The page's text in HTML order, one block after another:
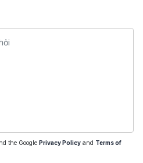
the Google Privacy Policy and Terms of